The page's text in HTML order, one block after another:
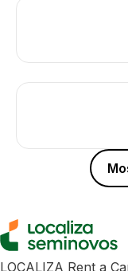
LOCALIZA Rent a